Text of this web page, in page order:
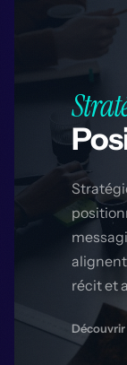
récit et
Découvrir